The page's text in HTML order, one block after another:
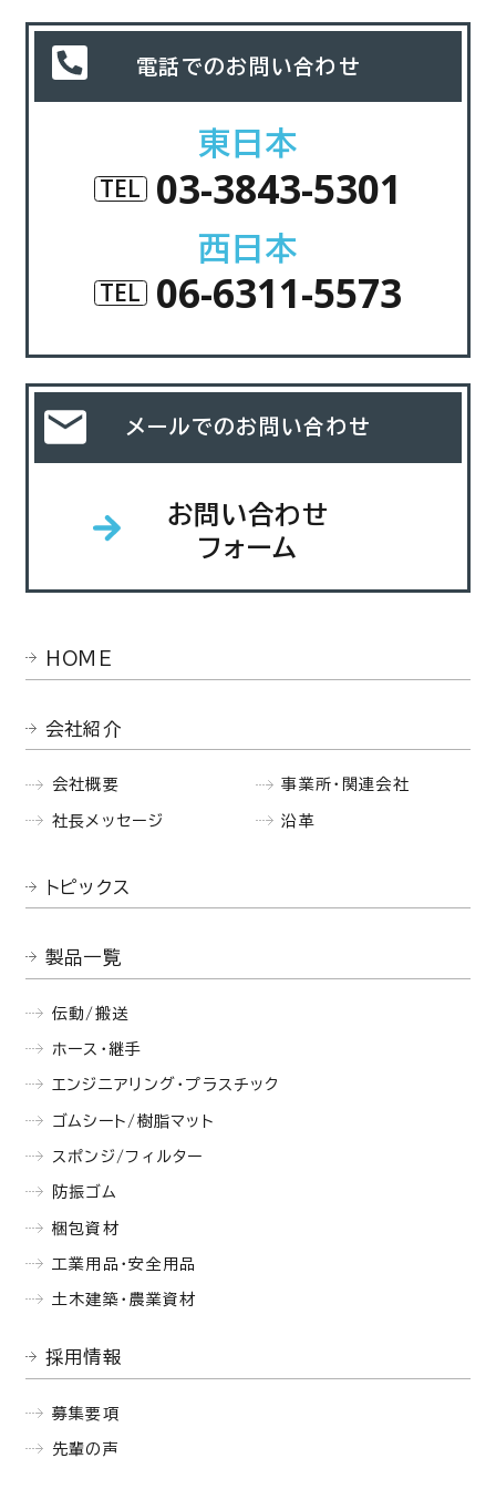
電話でのお問い合わせ
東日本
TEL 03-3843-5301
西日本
TEL 06-6311-5573
メールでのお問い合わせ
お問い合わせ
フォーム
HOME
会社紹介
会社概要
社長メッセージ
事業所・関連会社
沿革
トピックス
製品一覧
伝動/搬送
ホース・継手
エンジニアリング・プラスチック
ゴムシート/樹脂マット
スポンジ/フィルター
防振ゴム
梱包資材
工業用品・安全用品
土木建築・農業資材
採用情報
募集要項
先輩の声